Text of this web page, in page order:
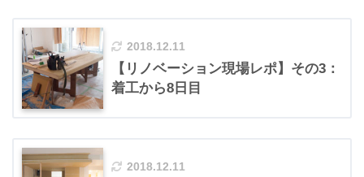
2018.12.11
【リノベーション現場レポ】その3：
着工から8日目
2018.12.11